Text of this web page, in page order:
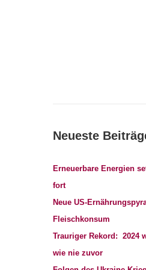
Neueste
Erneuerbare Energien
fort
Neue US-
Fleischkonsum
Trauriger Rekord: 2024
wie nie zuvor